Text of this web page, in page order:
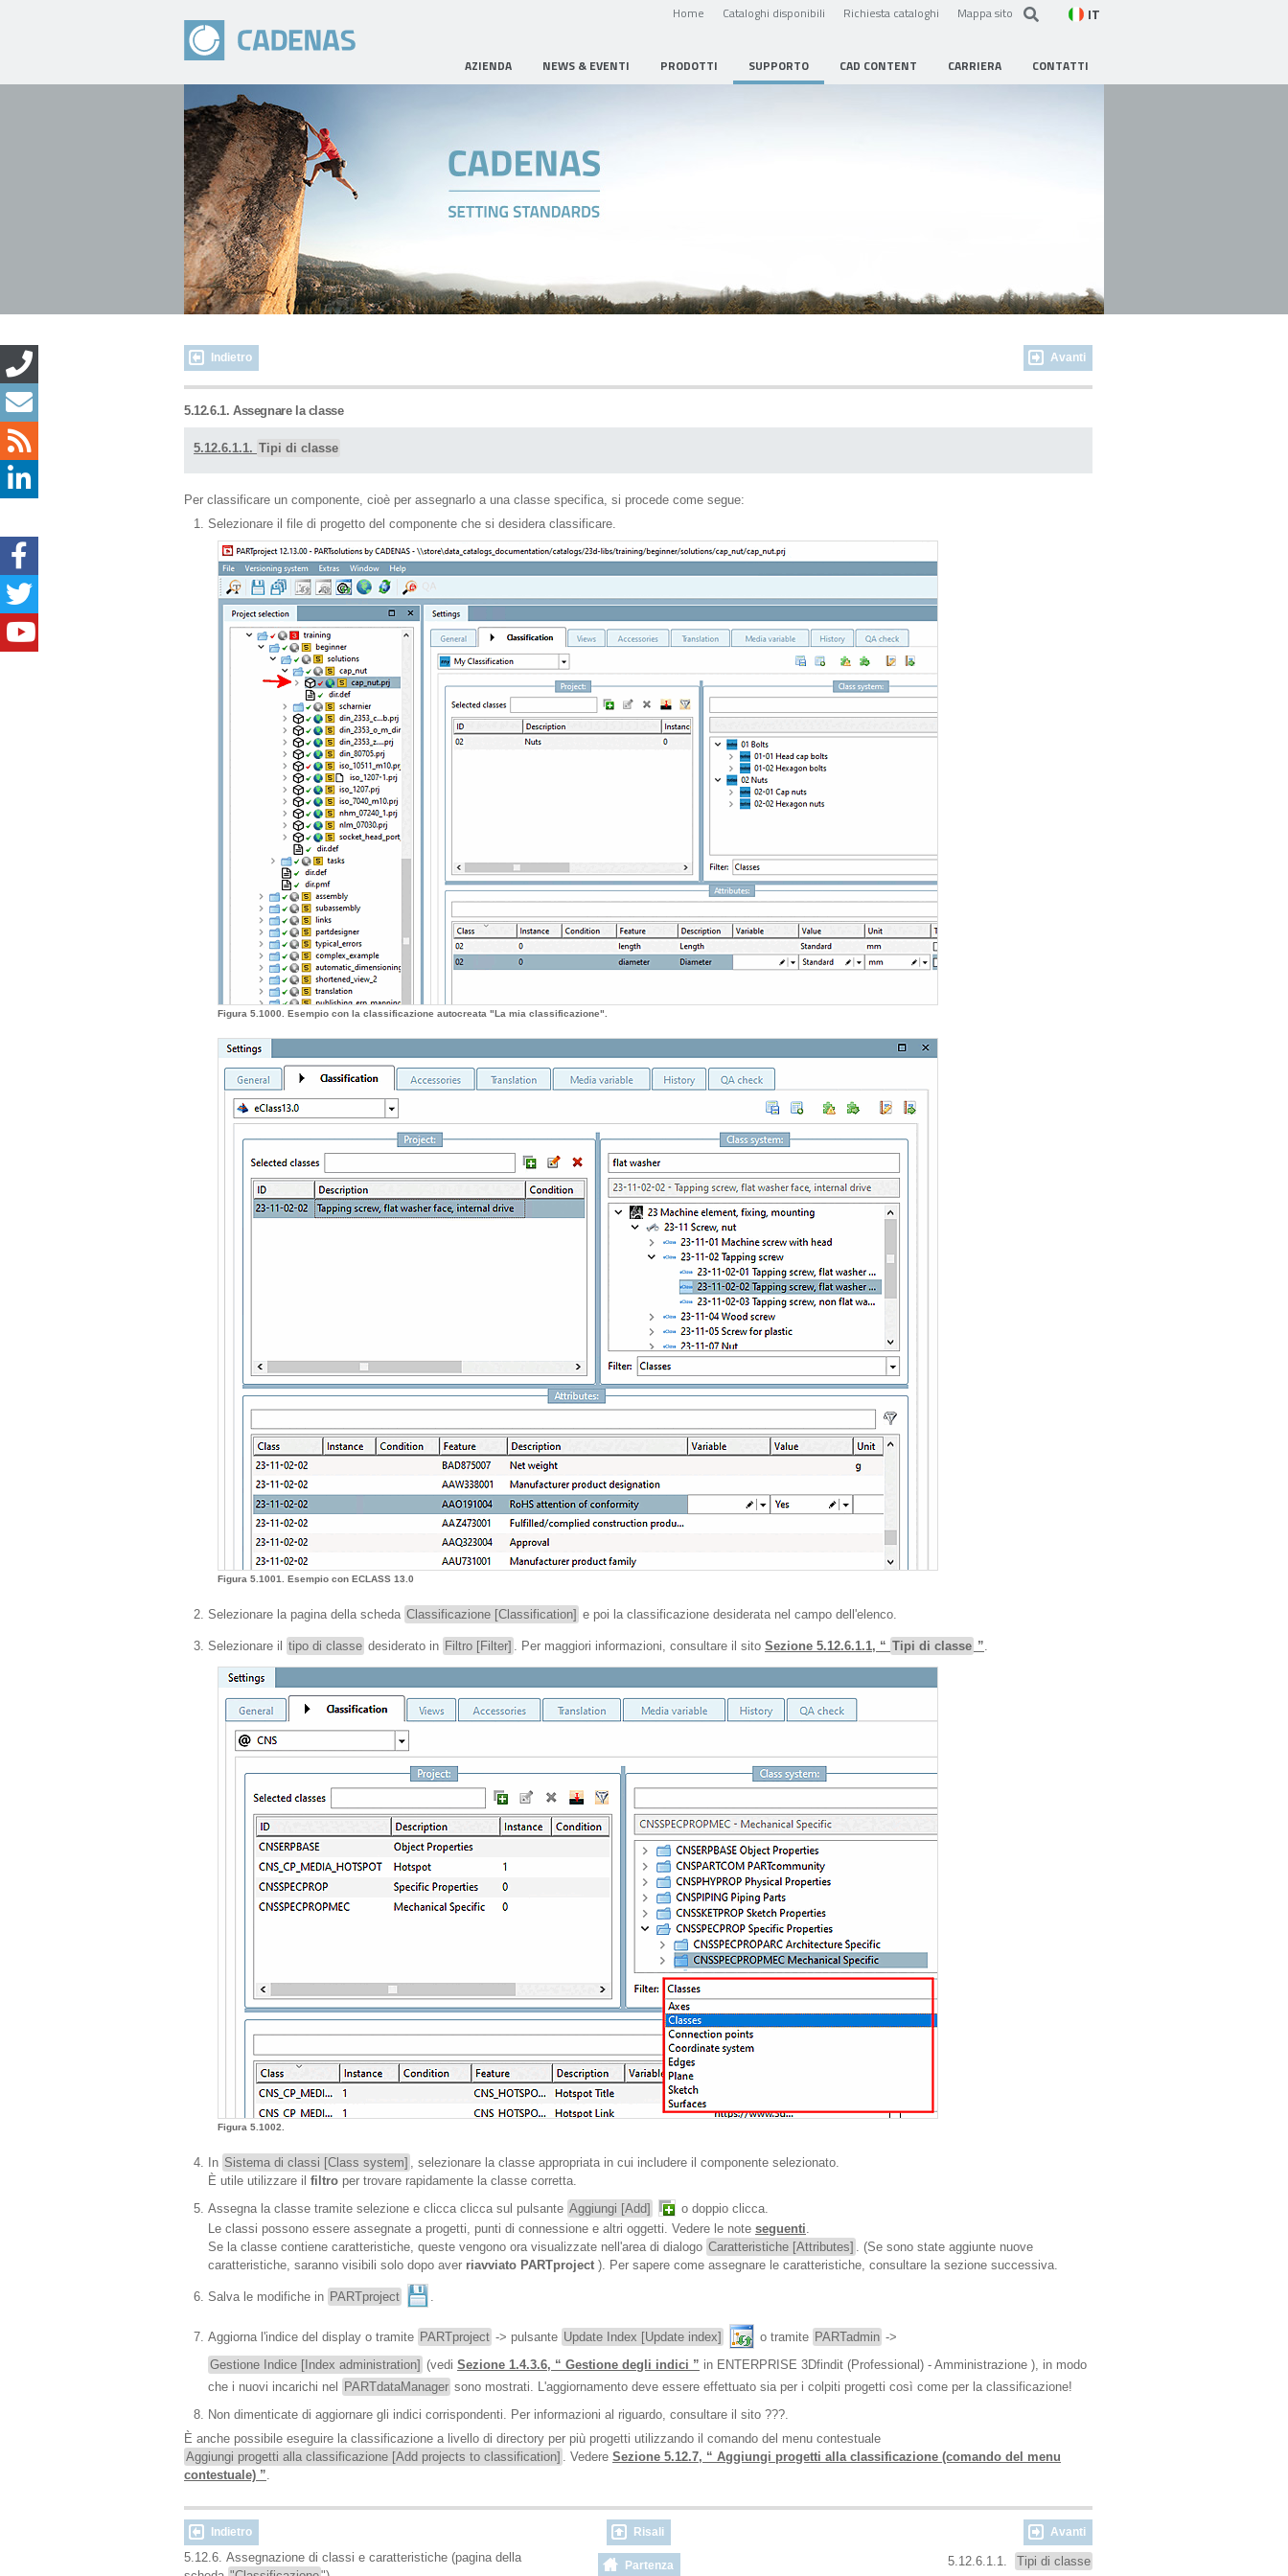
Home Cataloghi disponibili Richiesta cataloghi Mappa sito IT
AZIENDA NEWS & EVENTI PRODOTTI SUPPORTO CAD CONTENT CARRIERA CONTATTI
Indietro Avanti
5.12.6.1. Assegnare la classe
5.12.6.1.1. Tipi di classe
Per classificare un componente, cioè per assegnarlo a una classe specifica, si procede come segue:
Selezionare il file di progetto del componente che si desidera classificare.
Figura 5.1000. Esempio con la classificazione autocreata "La mia classificazione".
Figura 5.1001. Esempio con ECLASS 13.0
Selezionare la pagina della scheda Classificazione [Classification] e poi la classificazione desiderata nel campo dell'elenco.
Selezionare il tipo di classe desiderato in Filtro [Filter] . Per maggiori informazioni, consultare il sito Sezione 5.12.6.1.1, “ Tipi di classe ”.
Figura 5.1002.
In Sistema di classi [Class system] , selezionare la classe appropriata in cui includere il componente selezionato.
È utile utilizzare il filtro per trovare rapidamente la classe corretta.
Assegna la classe tramite selezione e clicca clicca sul pulsante Aggiungi [Add]
o doppio clicca.
Le classi possono essere assegnate a progetti, punti di connessione e altri oggetti. Vedere le note seguenti.
Se la classe contiene caratteristiche, queste vengono ora visualizzate nell'area di dialogo Caratteristiche [Attributes] . (Se sono state aggiunte nuove
caratteristiche, saranno visibili solo dopo aver riavviato PARTproject ). Per sapere come assegnare le caratteristiche, consultare la sezione successiva.
Salva le modifiche in PARTproject
Aggiorna l'indice del display o tramite PARTproject -> pulsante Update Index [Update index] o tramite PARTadmin ->
Gestione Indice [Index administration] (vedi Sezione 1.4.3.6, “ Gestione degli indici ” in ENTERPRISE 3Dfindit (Professional) - Amministrazione ), in modo
che i nuovi incarichi nel
PARTdataManager sono mostrati. L'aggiornamento deve essere effettuato sia per i colpiti progetti così come per la classificazione!
Non dimenticate di aggiornare gli indici corrispondenti. Per informazioni al riguardo, consultare il sito ???.
È anche possibile eseguire la classificazione a livello di directory per più progetti utilizzando il comando del menu contestuale
Aggiungi progetti alla classificazione [Add projects to classification] . Vedere Sezione 5.12.7, “ Aggiungi progetti alla classificazione (comando del menu
contestuale) ”.
Indietro Risali Avanti
5.12.6. Assegnazione di classi e caratteristiche (pagina della
Partenza 5.12.6.1.1. Tipi di classe